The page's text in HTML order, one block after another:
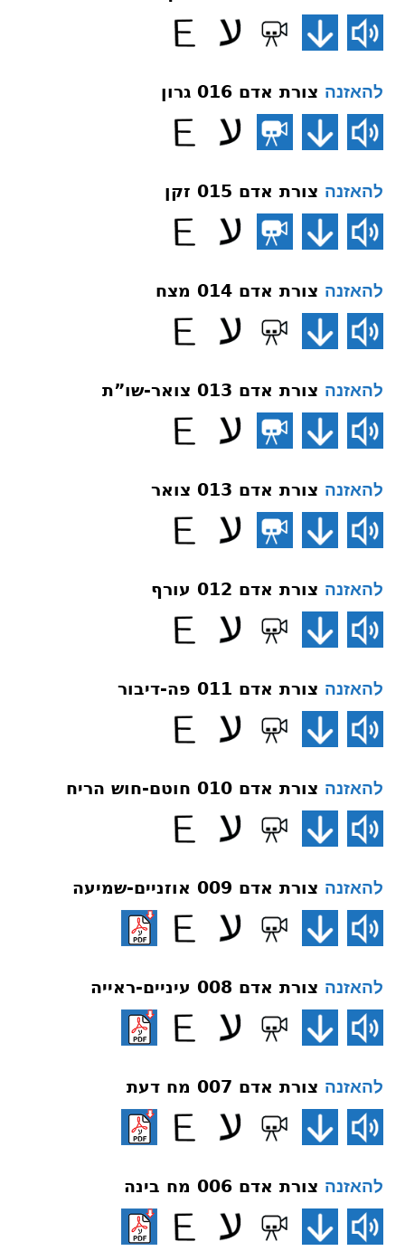
להאזנה צורת אדם 016 גרון
להאזנה צורת אדם 015 זקן
להאזנה צורת אדם 014 מצח
להאזנה צורת אדם 013 צואר-שו”ת
להאזנה צורת אדם 013 צואר
להאזנה צורת אדם 012 עורף
להאזנה צורת אדם 011 פה-דיבור
להאזנה צורת אדם 010 חוטם-חוש הריח
להאזנה צורת אדם 009 אוזניים-שמיעה
להאזנה צורת אדם 008 עיניים-ראייה
להאזנה צורת אדם 007 מח דעת
להאזנה צורת אדם 006 מח בינה